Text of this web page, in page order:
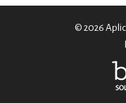
© 2026